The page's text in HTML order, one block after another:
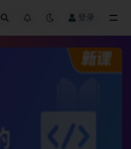
登录